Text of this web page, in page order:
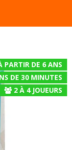
PARTIR DE 6 ANS
DE 30 MINUTES
2 À 4JOUEURS